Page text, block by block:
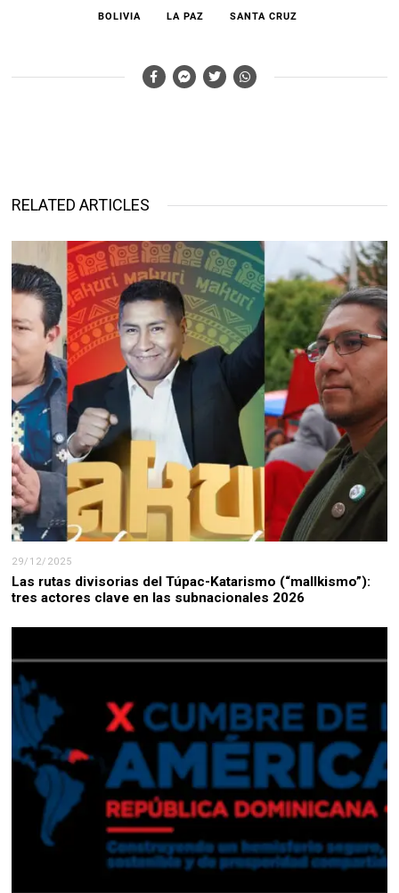
BOLIVIA LA PAZ SANTA CRUZ
RELATED ARTICLES
29/12/2025
Las rutas divisorias del Túpac-Katarismo (“mallkismo”):
tres actores clave en las subnacionales 2026